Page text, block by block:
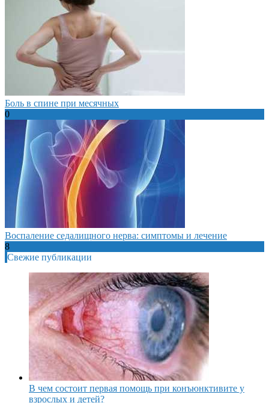
Боль в спине при месячных
0
Воспаление седалищного нерва: симптомы и лечение
8
Свежие публикации
В чем состоит первая помощь при конъюнктивите у
взрослых и детей?